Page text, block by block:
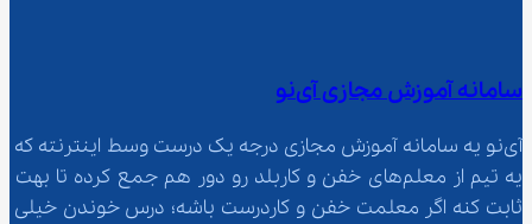
سامانه آموزش مجازی آی‌نو
آی‌نو یه سامانه آموزش مجازی درجه یک درست وسط اینترنته که
یه تیم از معلم‌‌های خفن و کاربلد رو دور هم جمع کرده تا بهت
ثابت کنه اگر معلمت خفن و کاردرست باشه؛ درس خوندن خیلی